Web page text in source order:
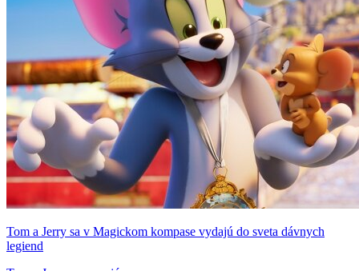
Tom a Jerry sa v Magickom kompase vydajú do sveta dávnych
legiend